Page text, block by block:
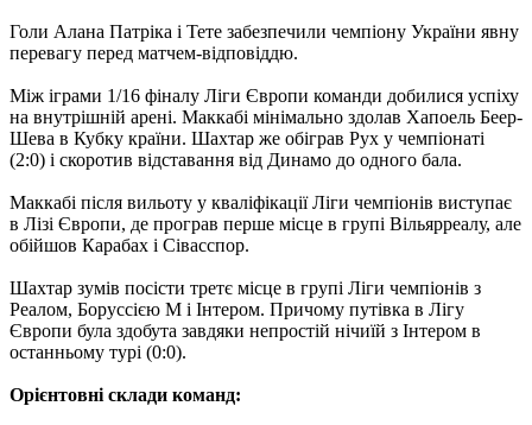
Голи Алана Патріка і Тете забезпечили чемпіону України явну
перевагу перед матчем-відповіддю.
Між іграми 1/16 фіналу Ліги Європи команди добилися успіху
на внутрішній арені. Маккабі мінімально здолав Хапоель Беер-
Шева в Кубку країни. Шахтар же обіграв Рух у чемпіонаті
(2:0) і скоротив відставання від Динамо до одного бала.
Маккабі після вильоту у кваліфікації Ліги чемпіонів виступає
в Лізі Європи, де програв перше місце в групі Вільярреалу, але
обійшов Карабах і Сівасспор.
Шахтар зумів посісти третє місце в групі Ліги чемпіонів з
Реалом, Боруссією М і Інтером. Причому путівка в Лігу
Європи була здобута завдяки непростій нічиїй з Інтером в
останньому турі (0:0).
Орієнтовні склади команд: